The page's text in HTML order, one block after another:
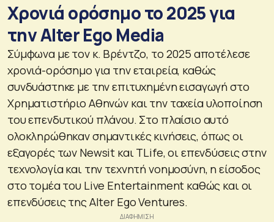
Χρονιά ορόσημο το 2025 για
την Alter Ego Media
Σύμφωνα με τον κ. Βρέντζο, το 2025 αποτέλεσε
χρονιά-ορόσημο για την εταιρεία, καθώς
συνδυάστηκε με την επιτυχημένη εισαγωγή στο
Χρηματιστήριο Αθηνών και την ταχεία υλοποίηση
του επενδυτικού πλάνου. Στο πλαίσιο αυτό
ολοκληρώθηκαν σημαντικές κινήσεις, όπως οι
εξαγορές των Newsit και TLife, οι επενδύσεις στην
τεχνολογία και την τεχνητή νοημοσύνη, η είσοδος
στο τομέα του Live Entertainment καθώς και οι
επενδύσεις της Alter Ego Ventures.